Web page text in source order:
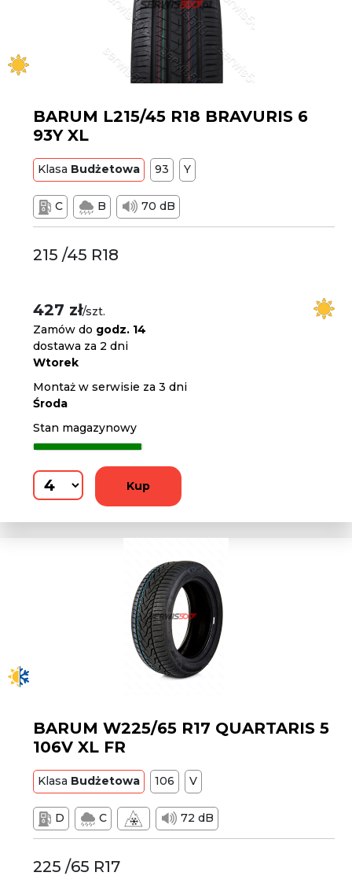
BARUM L215/45 R18 BRAVURIS 6
93Y XL
Klasa Budżetowa 93 Y
C B 70 dB
215 /45 R18
427 zł/szt.
Zamów do godz. 14
dostawa za 2 dni
Wtorek
Montaż w serwisie za 3 dni
Środa
Stan magazynowy
Kup
BARUM W225/65 R17 QUARTARIS 5
106V XL FR
Klasa Budżetowa 106 V
D C 72 dB
225 /65 R17